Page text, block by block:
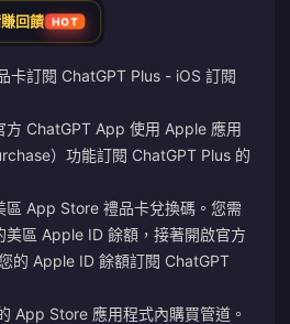
回饋 HOT
卡訂閱 ChatGPT Plus - iOS 訂閱
方 ChatGPT App 使用 Apple 應用
）功能訂閱 ChatGPT Plus 的
區 App Store 禮品卡兌換碼。您需
美區 Apple ID 餘額，接著開啟官方
的 Apple ID 餘額訂閱 ChatGPT
App Store 應用程式內購買管道。